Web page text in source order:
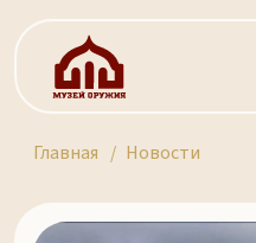
Главная Новости